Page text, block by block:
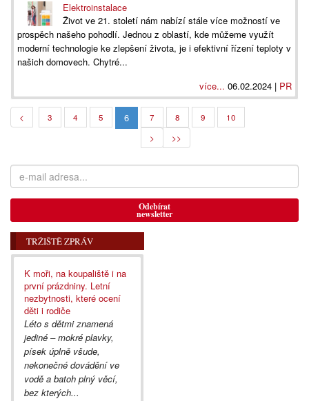
Elektroinstalace
Život ve 21. století nám nabízí stále více možností ve
prospěch našeho pohodlí. Jednou z oblastí, kde můžeme využít
moderní technologie ke zlepšení života, je i efektivní řízení teploty v
našich domovech. Chytré...
více... 06.02.2024 | PR
< 3 4 5 6 7 8 9
10
>
>>
Odebírat
newsletter
TRŽIŠTĚ ZPRÁV
K moři, na koupaliště i na
první prázdniny. Letní
nezbytnosti, které ocení
děti i rodiče
Léto s dětmi znamená
jediné – mokré plavky,
písek úplně všude,
nekonečné dovádění ve
vodě a batoh plný věcí,
bez kterých...